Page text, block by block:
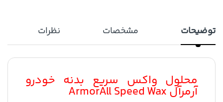
توضیحات مشخصات نظرات
محلول واکس سریع بدنه خودرو
آرمرآل ArmorAll Speed Wax